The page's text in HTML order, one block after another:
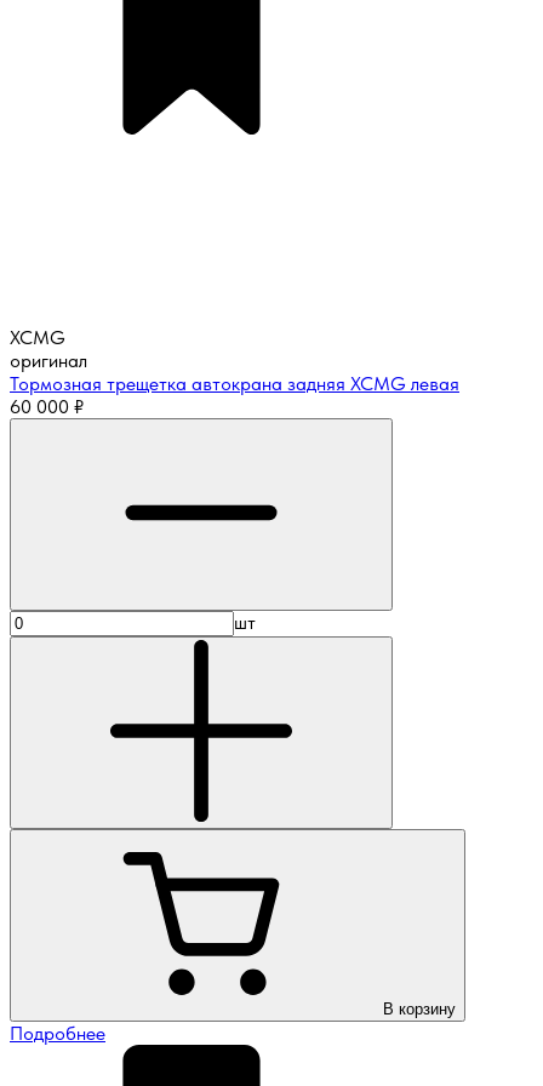
XCMG
оригинал
Тормозная трещетка автокрана задняя XCMG левая
60 000 ₽
шт
В корзину
Подробнее